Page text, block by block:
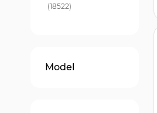
18522
produkty
Model